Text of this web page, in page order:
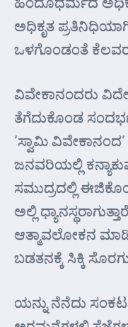
ಅಧಿಕೃತ
ಒಳಗೊಂಡಂತೆ
ವಿವೇಕಾನಂದರು
ತೆಗೆದುಕೊಂಡ
‘ಸ್ವಾಮಿ
ಜನವರಿಯಲ್ಲಿ
ಸಮುದ್ರದಲ್ಲಿ
ಅಲ್ಲಿ
ಆತ್ಮಾವಲೋಕನ
ಬಡತನಕ್ಕೆ ಸಿಕ್ಕಿ
ಯನ್ನು ನೆನೆದು